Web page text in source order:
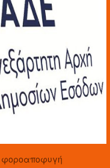
φοροαποφυγή